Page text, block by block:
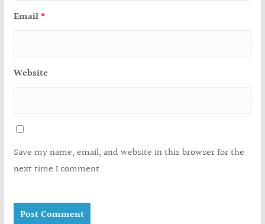
Email *
Website
Save my name, email, and website in this browser for the
next time I comment.